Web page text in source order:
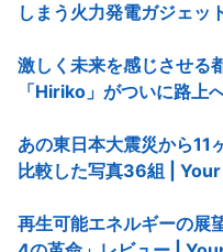
しまう火力発電ガジェ
激しく未来を感じさせる
「Hiriko」がついに路
あの東日本大震災から11
比較した写真36組 |
再生可能エネルギーの展